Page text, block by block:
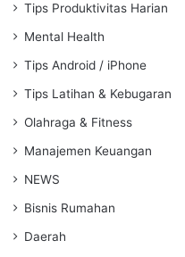
Tips Produktivitas Harian
Mental Health
Tips Android / iPhone
Tips Latihan & Kebugaran
Olahraga & Fitness
Manajemen Keuangan
NEWS
Bisnis Rumahan
Daerah